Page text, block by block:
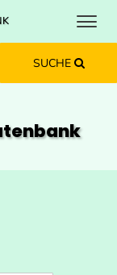
springenspringen
springen
springen
SUCHE